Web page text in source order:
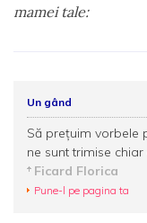
mamei tale:
Un gând
Să preţuim vorbele
ne sunt trimise
Ficard Florica
Pune-l pe pagina ta